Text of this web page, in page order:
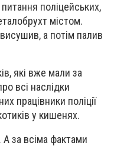
поліцейських,
містом.
а потім палив
які вже мали за
всі наслідки
працівники поліції
у кишенях.
за всіма фактами